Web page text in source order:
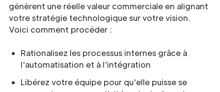
génèrent une réelle valeur commerciale en alignant
votre stratégie technologique sur votre vision.
Voici comment procéder :
Rationalisez les processus internes grâce à
l'automatisation et à l'intégration
Libérez votre équipe pour qu'elle puisse se